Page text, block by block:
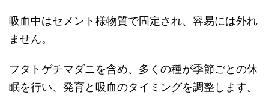
吸血中はセメント様物質で固定され、容易には外れ
ません。
フタトゲチマダニを含め、多くの種が季節ごとの休
眠を行い、発育と吸血のタイミングを調整します。